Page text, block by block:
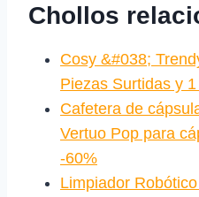
Chollos
Cosy &#038;
Piezas Surtidas y
Cafetera de
Vertuo Pop para
-60%
Limpiador